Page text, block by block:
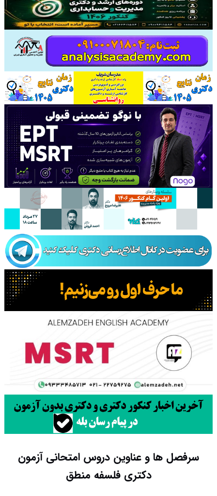
سرفصل ها و عناوین دروس امتحانی آزمون
دکتری فلسفه منطق